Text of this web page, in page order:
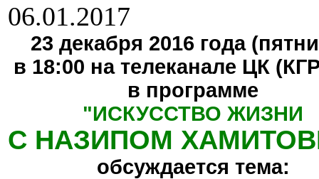
06.01.2017
23 декабря 2016 года
в 18:00 на телеканале ЦК
в программе
"ИСКУССТВО ЖИЗНИ
С НАЗИПОМ
обсуждается тема: